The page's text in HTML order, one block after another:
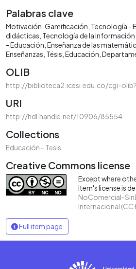
Palabras clave
Motivación Gamificación Tecnología -
didácticas Tecnología de la
- Educación Enseñanza de las
Enseñanzas Tésis Educación
OLIB
http://biblioteca2.icesi.edu.co/cgi-
URI
http://hdl.handle.net/10906/85554
Collections
Educación - Tesis
Creative Commons license
Except where
item's license is
NoComercial-
Internacional (CC
Full item page